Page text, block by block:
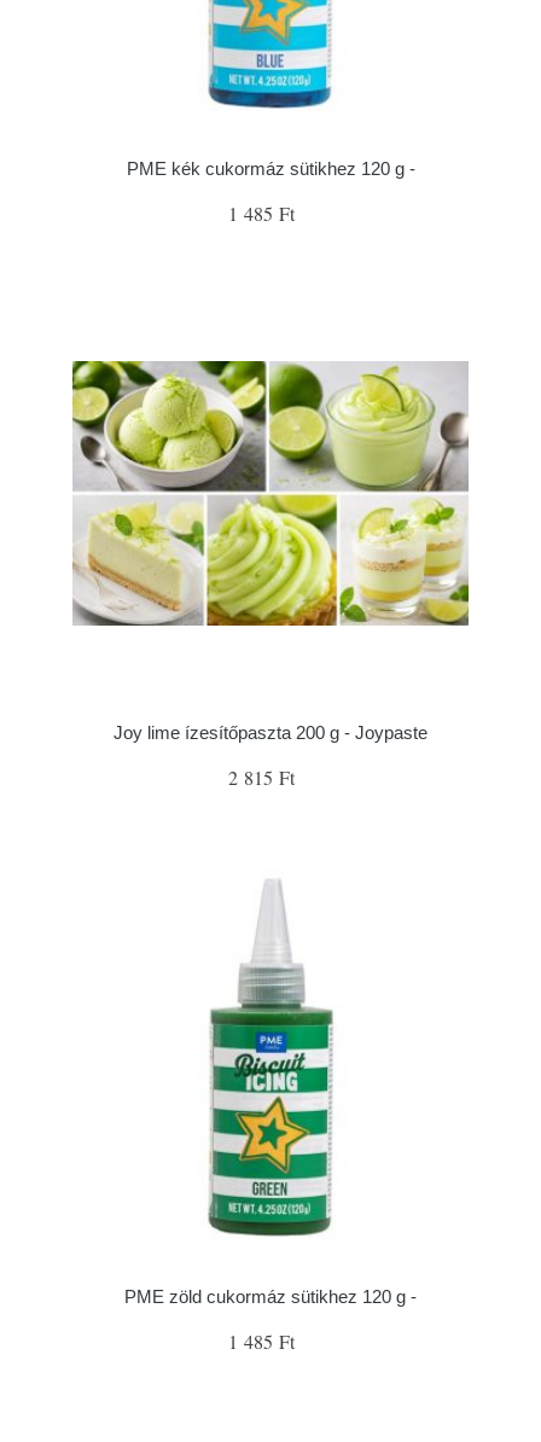
PME kék cukormáz sütikhez 120 g -
1 485 Ft
Joy lime ízesítőpaszta 200 g - Joypaste
2 815 Ft
PME zöld cukormáz sütikhez 120 g -
1 485 Ft